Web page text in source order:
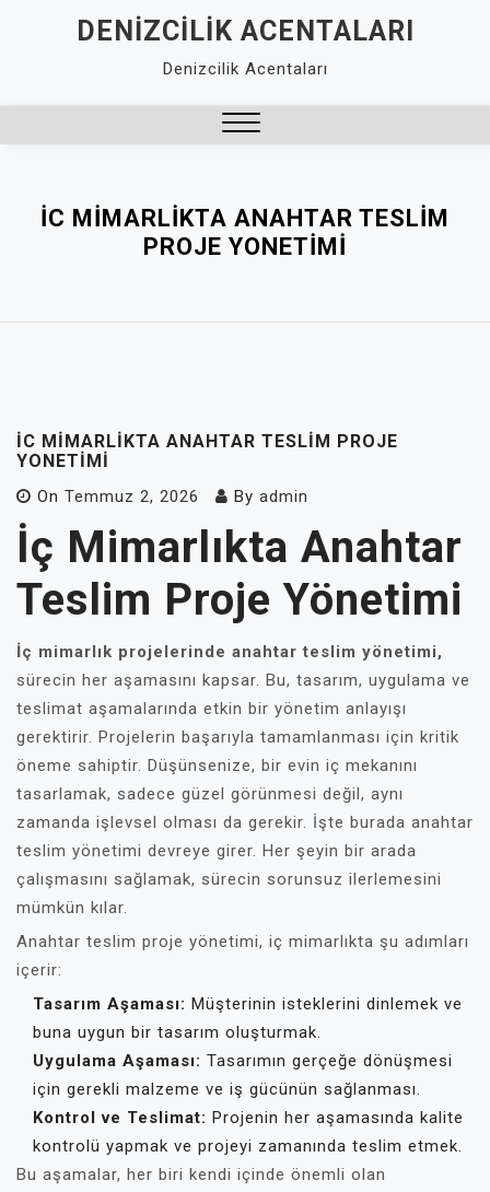
DENIZCILIK ACENTALARI
Denizcilik Acentaları
İC MIMARLIKTA ANAHTAR TESLIM
PROJE YONETIMI
İC MIMARLIKTA ANAHTAR TESLIM PROJE
YONETIMI
On Temmuz 2, 2026 By admin
İç Mimarlıkta Anahtar
Teslim Proje Yönetimi
İç mimarlık projelerinde anahtar teslim yönetimi,
sürecin her aşamasını kapsar. Bu, tasarım, uygulama ve
teslimat aşamalarında etkin bir yönetim anlayışı
gerektirir. Projelerin başarıyla tamamlanması için kritik
öneme sahiptir. Düşünsenize, bir evin iç mekanını
tasarlamak, sadece güzel görünmesi değil, aynı
zamanda işlevsel olması da gerekir. İşte burada anahtar
teslim yönetimi devreye girer. Her şeyin bir arada
çalışmasını sağlamak, sürecin sorunsuz ilerlemesini
mümkün kılar.
Anahtar teslim proje yönetimi, iç mimarlıkta şu adımları
içerir:
Tasarım Aşaması: Müşterinin isteklerini dinlemek ve
buna uygun bir tasarım oluşturmak.
Uygulama Aşaması: Tasarımın gerçeğe dönüşmesi
için gerekli malzeme ve iş gücünün sağlanması.
Kontrol ve Teslimat: Projenin her aşamasında kalite
kontrolü yapmak ve projeyi zamanında teslim etmek.
Bu aşamalar, her biri kendi içinde önemli olan